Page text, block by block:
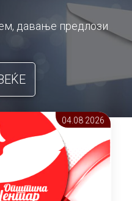
давање предлози
04.08 2026